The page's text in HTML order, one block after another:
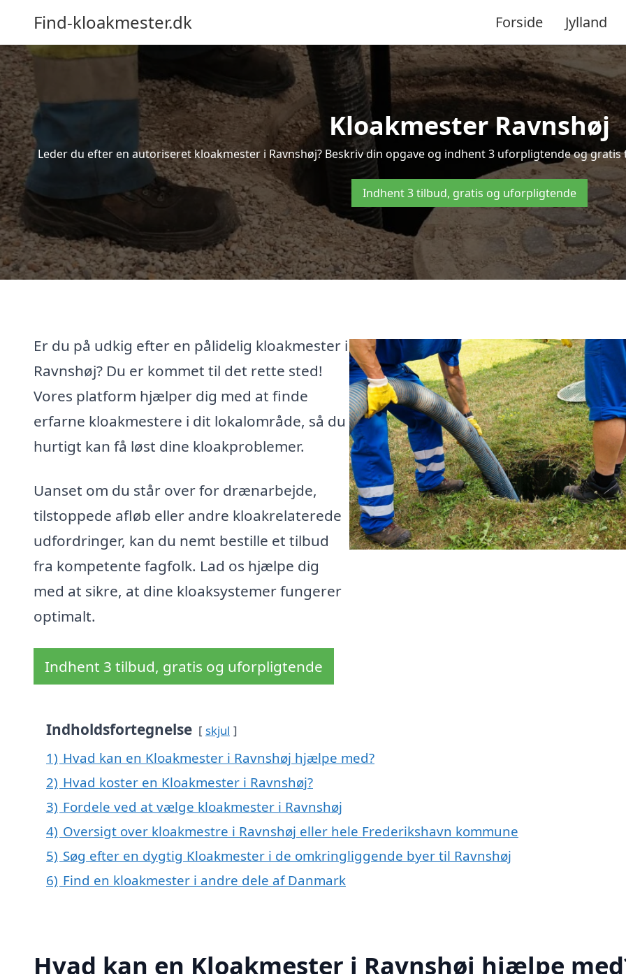
Find-kloakmester.dk Forside Jylland
Kloakmester Ravnshøj
Leder du efter en autoriseret kloakmester i Ravnshøj? Beskriv din opgave og indhent 3 uforpligtende og
Indhent 3 tilbud, gratis og uforpligtende
Er du på udkig efter en pålidelig kloakmester i
Ravnshøj? Du er kommet til det rette sted!
Vores platform hjælper dig med at finde
erfarne kloakmestere i dit lokalområde, så du
hurtigt kan få løst dine kloakproblemer.
Uanset om du står over for drænarbejde,
tilstoppede afløb eller andre kloakrelaterede
udfordringer, kan du nemt bestille et tilbud
fra kompetente fagfolk. Lad os hjælpe dig
med at sikre, at dine kloaksystemer fungerer
optimalt.
Indhent 3 tilbud, gratis og uforpligtende
Indholdsfortegnelse skjul
1) Hvad kan en Kloakmester i Ravnshøj hjælpe med?
2) Hvad koster en Kloakmester i Ravnshøj?
3) Fordele ved at vælge kloakmester i Ravnshøj
4) Oversigt over kloakmestre i Ravnshøj eller hele Frederikshavn kommune
5) Søg efter en dygtig Kloakmester i de omkringliggende byer til Ravnshøj
6) Find en kloakmester i andre dele af Danmark
Hvad kan en Kloakmester i Ravnshøj hjælpe